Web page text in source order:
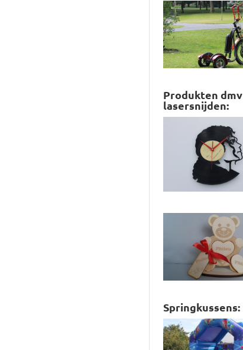
Produkten dmv
lasersnijden:
Springkussens: